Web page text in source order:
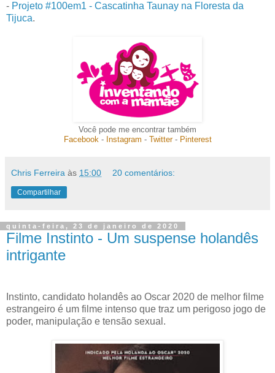
- Projeto #100em1 - Cascatinha Taunay na Floresta da
Tijuca.
Você pode me encontrar também
Facebook- Instagram - Twitter- Pinterest
Chris Ferreira às 15:00 20 comentários:
Compartilhar
quinta-feira, 23 de janeiro de 2020
Filme Instinto - Um suspense holandês
intrigante
Instinto, candidato holandês ao Oscar 2020 de melhor filme
estrangeiro é um filme intenso que traz um perigoso jogo de
poder, manipulação e tensão sexual.